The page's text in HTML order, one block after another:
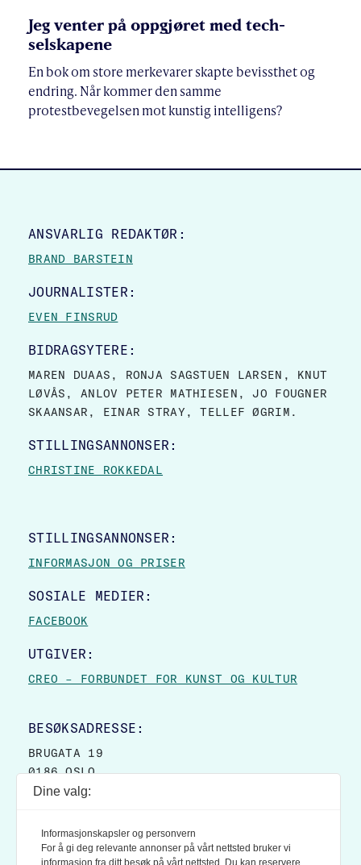
Jeg venter på oppgjøret med tech-
selskapene
En bok om store merkevarer skapte bevissthet og
endring. Når kommer den samme
protestbevegelsen mot kunstig intelligens?
SITE FOOTER
ANSVARLIG REDAKTØR:
BRAND BARSTEIN
JOURNALISTER:
EVEN FINSRUD
BIDRAGSYTERE:
MAREN DUAAS, RONJA SAGSTUEN LARSEN, KNUT
LØVÅS, ANLOV PETER MATHIESEN, JO FOUGNER
SKAANSAR, EINAR STRAY, TELLEF ØGRIM.
STILLINGSANNONSER:
CHRISTINE ROKKEDAL
STILLINGSANNONSER:
INFORMASJON OG PRISER
SOSIALE MEDIER:
FACEBOOK
UTGIVER:
CREO – FORBUNDET FOR KUNST OG KULTUR
BESØKSADRESSE:
BRUGATA 19
0186 OSLO
POSTBOKS 9007 GRØNLAND
0133 OSLO
Dine valg:
Informasjonskapsler og personvern
For å gi deg relevante annonser på vårt nettsted bruker vi
informasjon fra ditt besøk på vårt nettsted. Du kan reservere